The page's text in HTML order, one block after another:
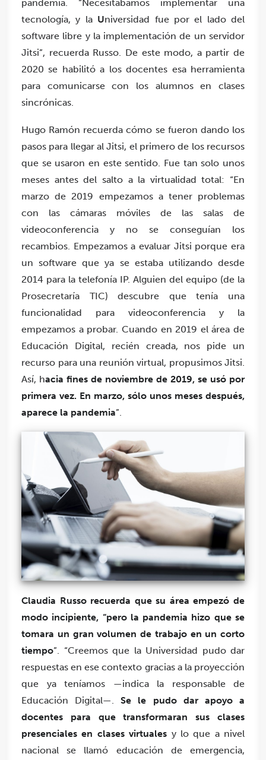
pandemia. “Necesitábamos implementar una
tecnología, y la Universidad fue por el lado del
software libre y la implementación de un servidor
Jitsi”, recuerda Russo. De este modo, a partir de
2020 se habilitó a los docentes esa herramienta
para comunicarse con los alumnos en clases
sincrónicas.
Hugo Ramón recuerda cómo se fueron dando los
pasos para llegar al Jitsi, el primero de los recursos
que se usaron en este sentido. Fue tan solo unos
meses antes del salto a la virtualidad total: “En
marzo de 2019 empezamos a tener problemas
con las cámaras móviles de las salas de
videoconferencia y no se conseguían los
recambios. Empezamos a evaluar Jitsi porque era
un software que ya se estaba utilizando desde
2014 para la telefonía IP. Alguien del equipo (de la
Prosecretaría TIC)descubre que tenía una
funcionalidad para videoconferencia y la
empezamos a probar. Cuando en 2019 el área de
Educación Digital, recién creada, nos pide un
recurso para una reunión virtual, propusimos Jitsi.
Así, hacia fines de noviembre de 2019, se usó por
primera vez. En marzo, sólo unos meses después,
aparece la pandemia”.
Claudia Russo recuerda que su área empezó de
modo incipiente, “pero la pandemia hizo que se
tomara un gran volumen de trabajo en un corto
tiempo”. “Creemos que la Universidad pudo dar
respuestas en ese contexto gracias a la proyección
que ya teníamos —indica la responsable de
Educación Digital—.Se le pudo dar apoyo a
docentes para que transformaran sus clases
presenciales en clases virtuales y lo que a nivel
nacional se llamó educación de emergencia,